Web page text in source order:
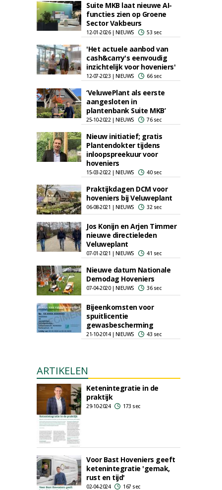
Suite MKB laat nieuwe AI-
functies zien op Groene
Sector Vakbeurs
12-01-2026 | NIEUWS 53 sec
'Het actuele aanbod van
cash&carry's eenvoudig
inzichtelijk voor hoveniers'
12-07-2023 | NIEUWS 66 sec
‘VeluwePlant als eerste
aangesloten in
plantenbank Suite MKB’
25-10-2022 | NIEUWS 76 sec
Nieuw initiatief; gratis
Plantendokter tijdens
inloopspreekuur voor
hoveniers
15-03-2022 | NIEUWS 40 sec
Praktijkdagen DCM voor
hoveniers bij Veluweplant
06-08-2021 | NIEUWS 32 sec
Jos Konijn en Arjen Timmer
nieuwe directieleden
Veluweplant
07-01-2021 | NIEUWS 41 sec
Nieuwe datum Nationale
Demodag Hoveniers
07-04-2020 | NIEUWS 36 sec
Bijeenkomsten voor
spuitlicentie
gewasbescherming
21-10-2014 | NIEUWS 43 sec
ARTIKELEN
Ketenintegratie in de
praktijk
29-10-2024 173 sec
Voor Bast Hoveniers geeft
ketenintegratie 'gemak,
rust en tijd'
02-04-2024 167 sec